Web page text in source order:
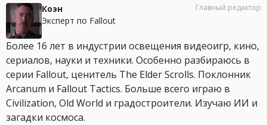
Коэн
Эксперт по Fallout
Главный редактор
Более 16 лет в индустрии освещения видеоигр, кино,
сериалов, науки и техники. Особенно разбираюсь в
серии Fallout, ценитель The Elder Scrolls. Поклонник
Arcanum и Fallout Tactics. Больше всего играю в
Civilization, Old World и градостроители. Изучаю ИИ и
загадки космоса.